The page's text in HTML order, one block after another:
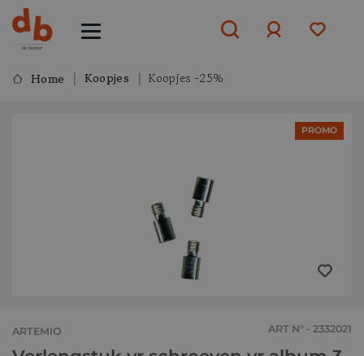
Home Koopjes Koopjes -25%
PROMO
ARTEMIO ART N° - 2332021